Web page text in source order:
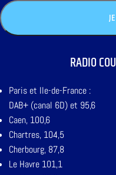
RADIO
Paris et Ile-de-France :
DAB+ (canal 6D) et 95,6
Caen, 100,6
Chartres, 104,5
Cherbourg, 87,8
Le Havre 101,1